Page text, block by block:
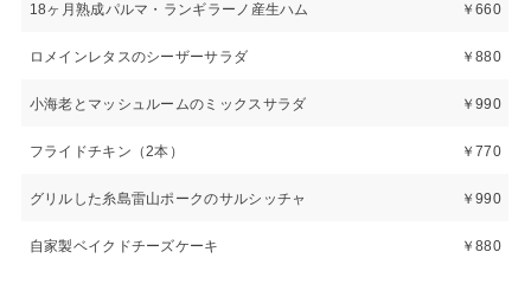
18ヶ月熟成パルマ・ランギラーノ産生ハム ￥660
ロメインレタスのシーザーサラダ ￥880
小海老とマッシュルームのミックスサラダ ￥990
フライドチキン（2本） ￥770
グリルした糸島雷山ポークのサルシッチャ ￥990
自家製ベイクドチーズケーキ ￥880